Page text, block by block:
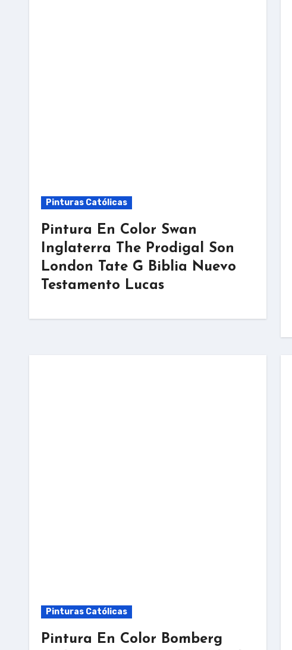
Pinturas Católicas
Pintura En Color Swan
Inglaterra The Prodigal Son
London Tate G Biblia Nuevo
Testamento Lucas
Pinturas Católicas
Pintura En Color Bomberg